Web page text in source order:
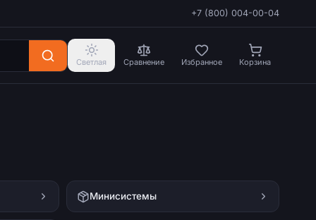
+7 (800) 004-00-04
Светлая Сравнение Избранное Корзина
Минисистемы